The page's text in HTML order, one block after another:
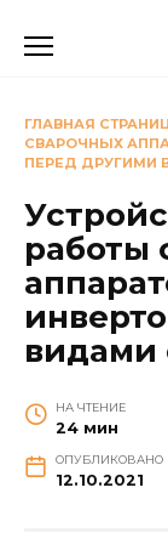
ГЛАВНАЯ
СВАРОЧНЫХ
ПЕРЕД ДРУГИМИ
работы
видами
НА ЧТЕНИЕ
24 мин
ОПУБЛИКОВАНО
12.10.2021